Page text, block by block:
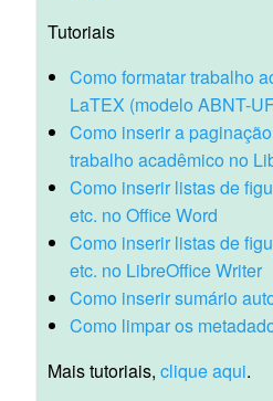
Tutoriais
Como formatar trabalho
LaTEX (modelo ABNT-
Como inserir a
trabalho acadêmico no
Como inserir listas de
etc. no Office Word
Como inserir listas de
etc. no LibreOffice Writer
Como inserir sumário
Como limpar os
Mais tutoriais,clique aqui.